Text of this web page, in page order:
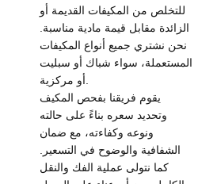
للتخلص من المكيفات القديمة أو
الزائدة مقابل قيمة مادية مناسبة.
نحن نشتري جميع أنواع المكيفات
المستعملة، سواء شباك أو سبليت
يقوم فريقنا بفحص المكيف
وتحديد سعره بناءً على حالته
ونوعه وكفاءته، مع ضمان
الشفافية والوضوح في التسعير.
كما نتولى عملية الفك والنقل